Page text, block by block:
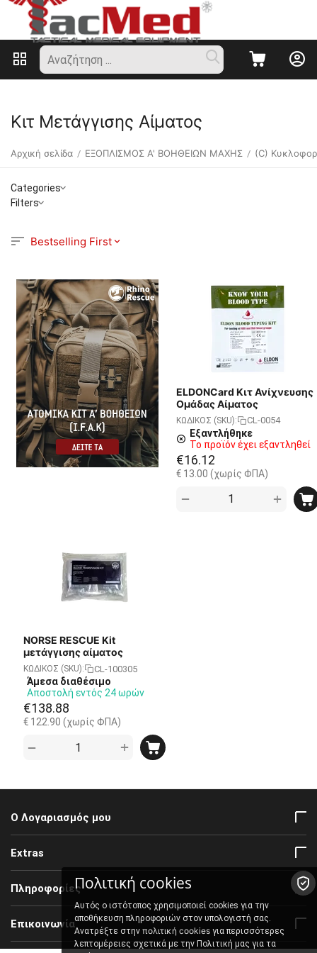
Κιτ Μετάγγισης Αίματος
Αρχική σελίδα / ΕΞΟΠΛΙΣΜΟΣ Α' ΒΟΗΘΕΙΩΝ ΜΑΧΗΣ / (C)
Categories
Filters
Bestselling First
ELDONCard Κιτ Ανίχνευσης
Ομάδας Αίματος
ΚΩΔΙΚΟΣ (SKU): CL-0054
Εξαντλήθηκε
Το προϊόν έχει εξαντληθεί
€16.12
€ 13.00 (χωρίς ΦΠΑ)
+
−
NORSE RESCUE Kit
μετάγγισης αίματος
ΚΩΔΙΚΟΣ (SKU): CL-100305
Άμεσα διαθέσιμο
Αποστολή εντός 24 ωρών
€138.88
€ 122.90 (χωρίς ΦΠΑ)
+
−
Ο Λογαριασμός μου
Extras
Πληροφορίες
Επικοινωνία
Πολιτική cookies
Αυτός ο ιστότοπος χρησιμοποιεί cookies για την
αποθήκευση πληροφοριών στον υπολογιστή σας.
Ανατρέξτε στην πολιτική cookiesγια περισσότερες
λεπτομέρειες σχετικά με την Πολιτική μας για τα